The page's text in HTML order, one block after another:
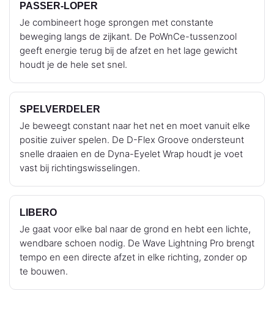
PASSER-LOPER
Je combineert hoge sprongen met constante
beweging langs de zijkant. De PoWnCe-tussenzool
geeft energie terug bij de afzet en het lage gewicht
houdt je de hele set snel.
SPELVERDELER
Je beweegt constant naar het net en moet vanuit elke
positie zuiver spelen. De D-Flex Groove ondersteunt
snelle draaien en de Dyna-Eyelet Wrap houdt je voet
vast bij richtingswisselingen.
LIBERO
Je gaat voor elke bal naar de grond en hebt een lichte,
wendbare schoen nodig. De Wave Lightning Pro brengt
tempo en een directe afzet in elke richting, zonder op
te bouwen.